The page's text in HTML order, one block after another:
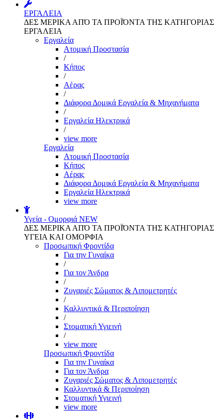
ΕΡΓΑΛΕΙΑ
ΔΕΣ ΜΕΡΙΚΑ ΑΠΌ ΤΑ ΠΡΟΪΌΝΤΑ ΤΗΣ ΚΑΤΗΓΟΡΙΑΣ
ΕΡΓΑΛΕΙΑ
Εργαλεία
Aτομική Προστασία
/
Kήπος
/
Αέρας
/
Διάφορα Δομικά Εργαλεία & Μηχανήματα
/
Εργαλεία Ηλεκτρικά
/
view more
Εργαλεία
Aτομική Προστασία
Kήπος
Αέρας
Διάφορα Δομικά Εργαλεία & Μηχανήματα
Εργαλεία Ηλεκτρικά
view more
Υγεία - Ομορφιά NEW
ΔΕΣ ΜΕΡΙΚΑ ΑΠΌ ΤΑ ΠΡΟΪΌΝΤΑ ΤΗΣ ΚΑΤΗΓΟΡΙΑΣ
ΥΓΕΙΑ ΚΑΙ ΟΜΟΡΦΙΑ
Προσωπική Φροντίδα
Για την Γυναίκα
/
Για τον Άνδρα
/
Ζυγαριές Σώματος & Λιπομετρητές
/
Καλλυντικά & Περιποίηση
/
Στοματική Υγιεινή
/
view more
Προσωπική Φροντίδα
Για την Γυναίκα
Για τον Άνδρα
Ζυγαριές Σώματος & Λιπομετρητές
Καλλυντικά & Περιποίηση
Στοματική Υγιεινή
view more